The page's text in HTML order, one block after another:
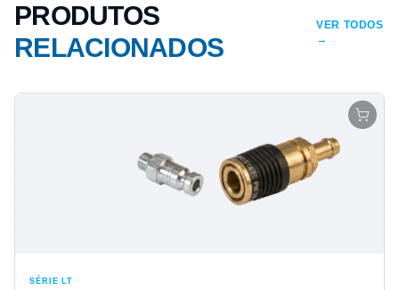
PRODUTOS
RELACIONADOS
VER TODOS
→
SÉRIE LT